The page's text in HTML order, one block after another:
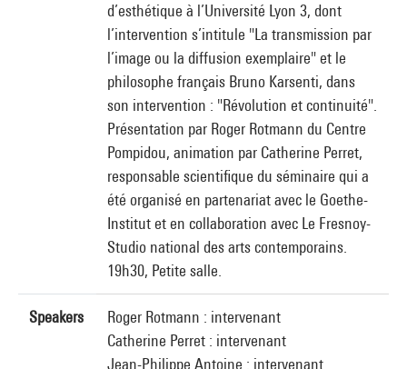
d’esthétique à l’Université Lyon 3, dont
l’intervention s’intitule "La transmission par
l’image ou la diffusion exemplaire" et le
philosophe français Bruno Karsenti, dans
son intervention : "Révolution et continuité".
Présentation par Roger Rotmann du Centre
Pompidou, animation par Catherine Perret,
responsable scientifique du séminaire qui a
été organisé en partenariat avec le Goethe-
Institut et en collaboration avec Le Fresnoy-
Studio national des arts contemporains.
19h30, Petite salle.
Speakers
Roger Rotmann : intervenant
Catherine Perret : intervenant
Jean-Philippe Antoine : intervenant